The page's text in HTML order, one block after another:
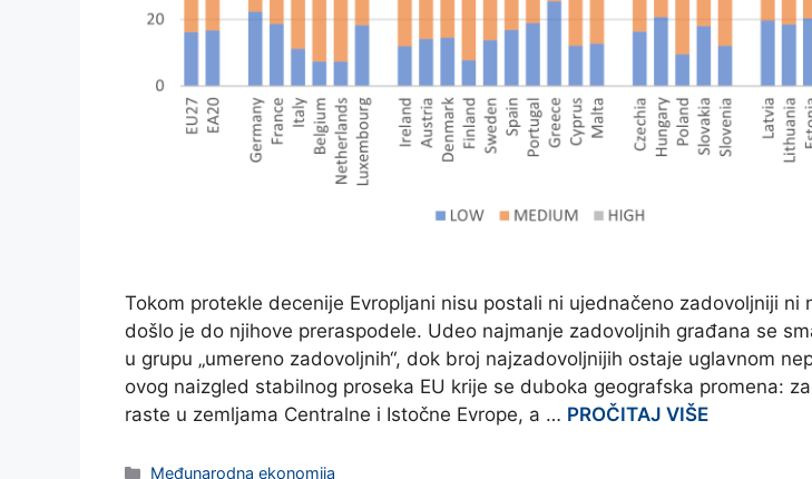
Tokom protekle decenije Evropljani nisu postali ni ujednačeno zadovoljniji ni
došlo je do njihove preraspodele. Udeo najmanje zadovoljnih građana se
u grupu „umereno zadovoljnih“, dok broj najzadovoljnijih ostaje uglavnom
ovog naizgled stabilnog proseka EU krije se duboka geografska promena:
raste u zemljama Centralne i Istočne Evrope, a … PROČITAJ VIŠE
Categories
Međunarodna ekonomija